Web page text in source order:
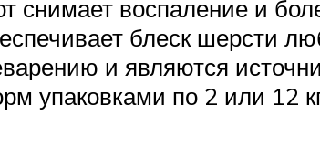
снимает воспаление и
блеск шерсти
и являются
упаковками по 2 или 12